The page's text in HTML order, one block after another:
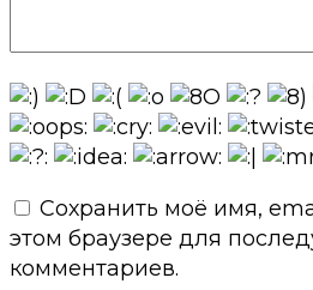
Сохранить моё имя,
этом браузере для
комментариев.